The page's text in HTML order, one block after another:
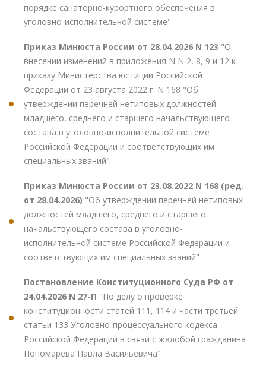
порядке санаторно-курортного обеспечения в
уголовно-исполнительной системе"
Приказ Минюста России от 28.04.2026 N 123 "О
внесении изменений в приложения N N 2, 8, 9 и 12 к
приказу Министерства юстиции Российской
Федерации от 23 августа 2022 г. N 168 "Об
утверждении перечней нетиповых должностей
младшего, среднего и старшего начальствующего
состава в уголовно-исполнительной системе
Российской Федерации и соответствующих им
специальных званий"
Приказ Минюста России от 23.08.2022 N 168 (ред.
от 28.04.2026) "Об утверждении перечней нетиповых
должностей младшего, среднего и старшего
начальствующего состава в уголовно-
исполнительной системе Российской Федерации и
соответствующих им специальных званий"
Постановление Конституционного Суда РФ от
24.04.2026 N 27-П "По делу о проверке
конституционности статей 111, 114 и части третьей
статьи 133 Уголовно-процессуального кодекса
Российской Федерации в связи с жалобой гражданина
Пономарева Павла Васильевича"